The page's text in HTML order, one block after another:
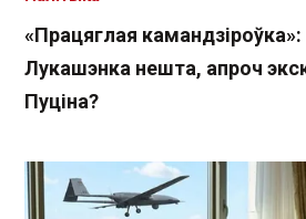
«Працяглая
Лукашэнка нешта, апроч
Пуціна?